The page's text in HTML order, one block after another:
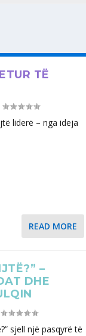
TË
liderë – nga ideja
READ MORE
–
DHE
sjell një pasqyrë të